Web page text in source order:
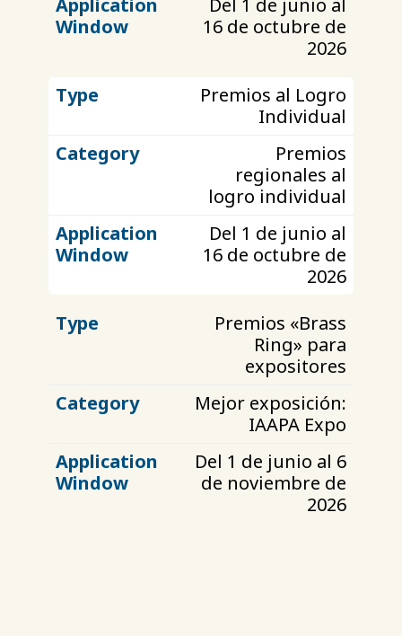
16 de octubre de
2026
Premios al Logro
Individual
Premios
regionales al
logro individual
Del 1 de junio al
16 de octubre de
2026
Premios «Brass
Ring» para
expositores
Mejor exposición:
IAAPA Expo
Del 1 de junio al 6
de noviembre de
2026